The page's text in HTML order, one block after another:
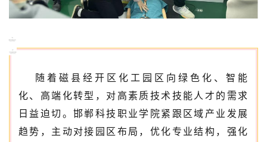
随着磁县经开区化工园区向绿色化、智能
化、高端化转型，对高素质技术技能人才的需求
日益迫切。邯郸科技职业学院紧跟区域产业发展
趋势，主动对接园区布局，优化专业结构，强化